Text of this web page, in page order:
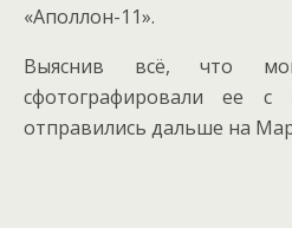
«Аполлон-11».
Выяснив всё, что
сфотографировали ее
отправились дальше на